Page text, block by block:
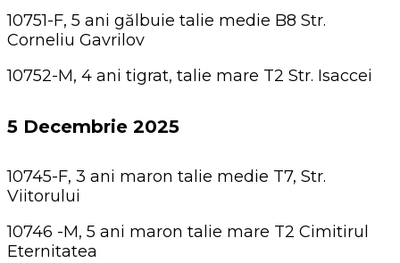
10751-F, 5 ani gălbuie talie medie B8 Str.
Corneliu Gavrilov
10752-M, 4 ani tigrat, talie mare T2 Str. Isaccei
5 Decembrie 2025
10745-F, 3 ani maron talie medie T7, Str.
Viitorului
10746 -M, 5 ani maron talie mare T2 Cimitirul
Eternitatea